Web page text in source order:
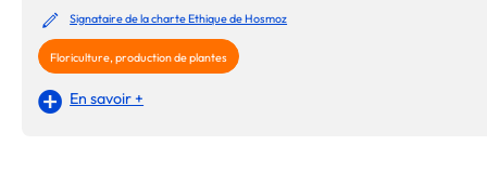
Signataire de la charte Ethique de Hosmoz
Floriculture, production de plantes
En savoir +